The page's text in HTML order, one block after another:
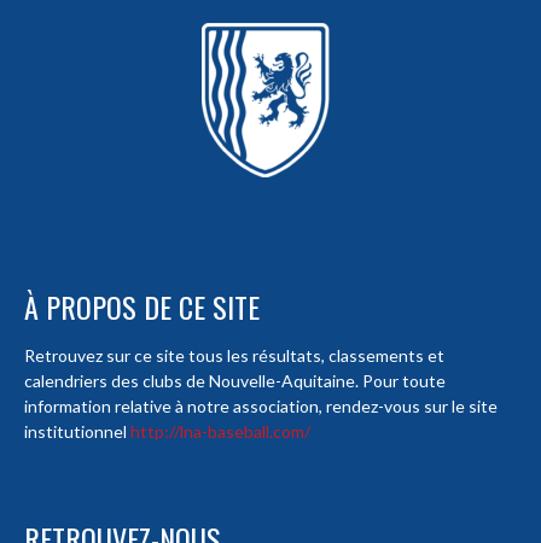
À PROPOS DE CE SITE
Retrouvez sur ce site tous les résultats, classements et
calendriers des clubs de Nouvelle-Aquitaine. Pour toute
information relative à notre association, rendez-vous sur le site
institutionnel http://lna-baseball.com/